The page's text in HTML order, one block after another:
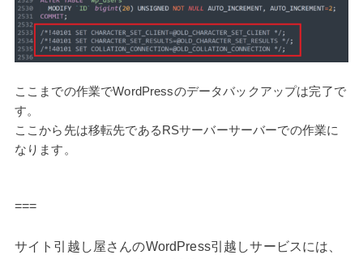
ここまでの作業でWordPressのデータバックアップは完了で
す。
ここから先は移転先であるRSサーバーサーバーでの作業に
なります。
===
サイト引越し屋さんのWordPress引越しサービスには、